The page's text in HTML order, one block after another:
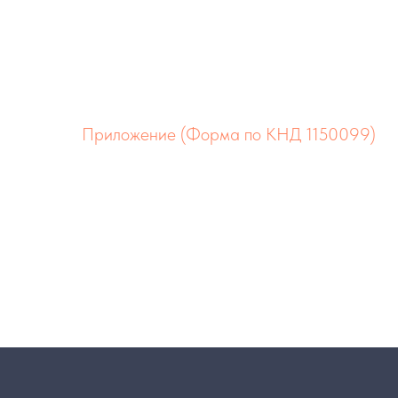
Приложение (Форма по КНД 1150099)